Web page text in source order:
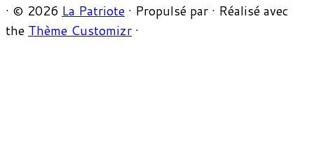
· © 2026 La Patriote · Propulsé par · Réalisé avec
the Thème Customizr ·